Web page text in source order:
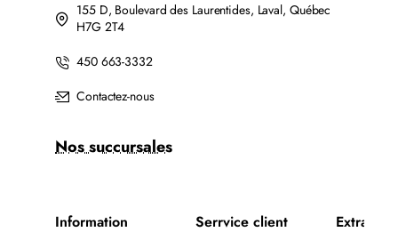
155 D, Boulevard des Laurentides, Laval, Québec
H7G 2T4
450 663-3332
Contactez-nous
Nos succursales
Information Serrvice client Extra